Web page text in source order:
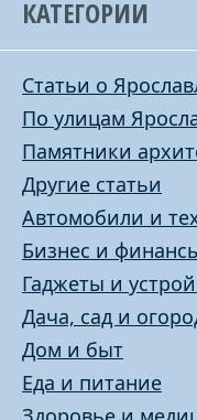
КАТЕГОРИИ
Статьи о
По улицам
Памятники
Другие статьи
Автомобили и
Бизнес и
Гаджеты и
Дача, сад и
Дом и быт
Еда и питание